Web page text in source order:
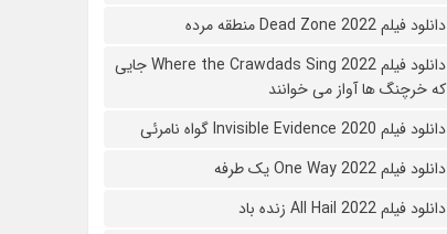
دانلود فیلم 2022 Dead Zone منطقه مرده
دانلود فیلم Where the Crawdads Sing 2022 جایی
که خرچنگ ها آواز می خوانند
دانلود فیلم 2020 Invisible Evidence گواه نامرئی
دانلود فیلم One Way 2022 یک طرفه
دانلود فیلم All Hail 2022 زنده باد